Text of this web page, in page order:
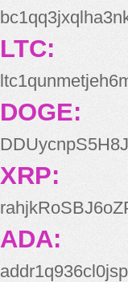
LTC:
DOGE:
XRP:
ADA: